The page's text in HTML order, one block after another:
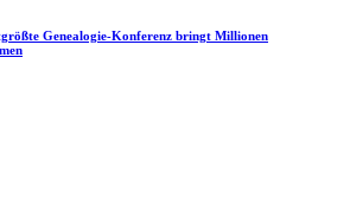
Genealogie-Konferenz bringt Millionen